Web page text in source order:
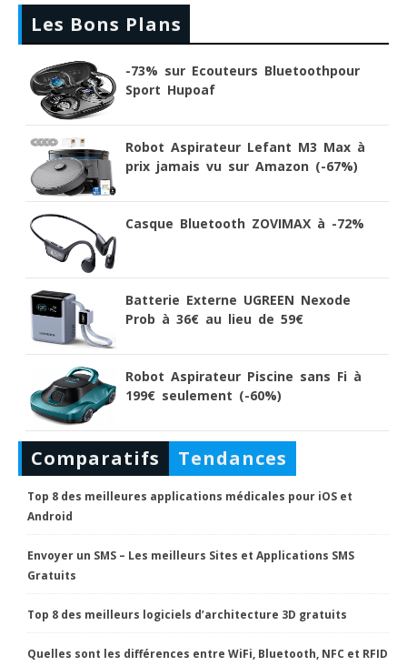
Les Bons Plans
-73% sur Ecouteurs Bluetoothpour
Sport Hupoaf
Robot Aspirateur Lefant M3 Max à
prix jamais vu sur Amazon (-67%)
Casque Bluetooth ZOVIMAX à -72%
Batterie Externe UGREEN Nexode
Prob à 36€ au lieu de 59€
Robot Aspirateur Piscine sans Fi à
199€ seulement (-60%)
Comparatifs Tendances
Top 8 des meilleures applications médicales pour iOS et
Android
Envoyer un SMS – Les meilleurs Sites et Applications SMS
Gratuits
Top 8 des meilleurs logiciels d’architecture 3D gratuits
Quelles sont les différences entre WiFi, Bluetooth, NFC et RFID